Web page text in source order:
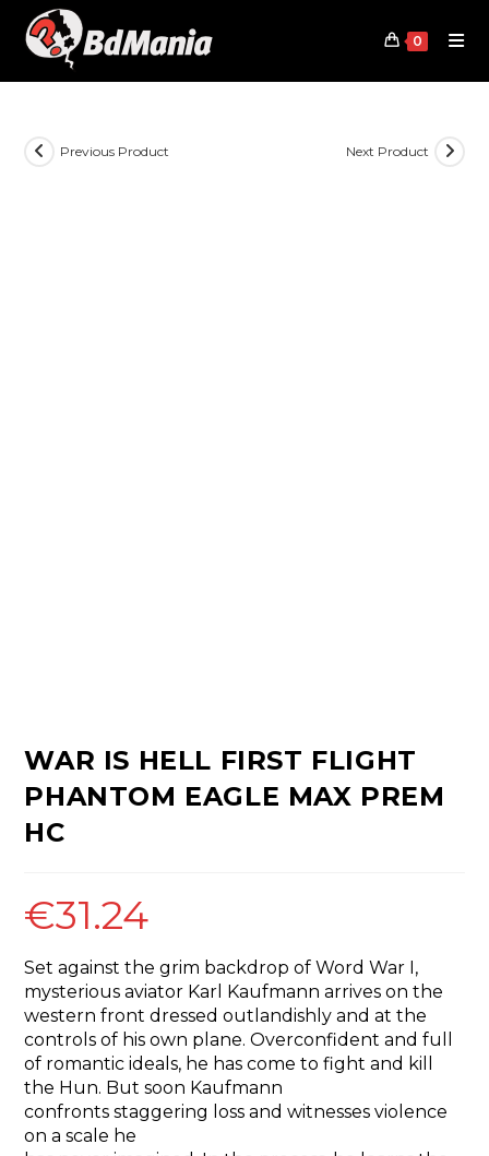
content
0
Previous Product Next Product
WAR IS HELL FIRST FLIGHT
PHANTOM EAGLE MAX PREM
HC
€31.24
Set against the grim backdrop of Word War I,
mysterious aviator Karl Kaufmann arrives on the
western front dressed outlandishly and at the
controls of his own plane. Overconfident and full
of romantic ideals, he has come to fight and kill
the Hun. But soon Kaufmann
confronts staggering loss and witnesses violence
on a scale he